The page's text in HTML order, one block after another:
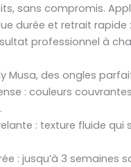
sans compromis.
durée et retrait rapide
professionnel à
Musa, des ongles
: couleurs
: texture fluide qui
: jusqu’à 3 semaines